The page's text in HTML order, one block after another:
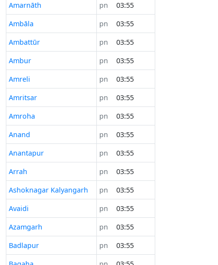
Amarnāth
pn
03:55
Ambāla
pn
03:55
Ambattūr
pn
03:55
Ambur
pn
03:55
Amreli
pn
03:55
Amritsar
pn
03:55
Amroha
pn
03:55
Anand
pn
03:55
Anantapur
pn
03:55
Arrah
pn
03:55
Ashoknagar Kalyangarh
pn
03:55
Avaidi
pn
03:55
Azamgarh
pn
03:55
Badlapur
pn
03:55